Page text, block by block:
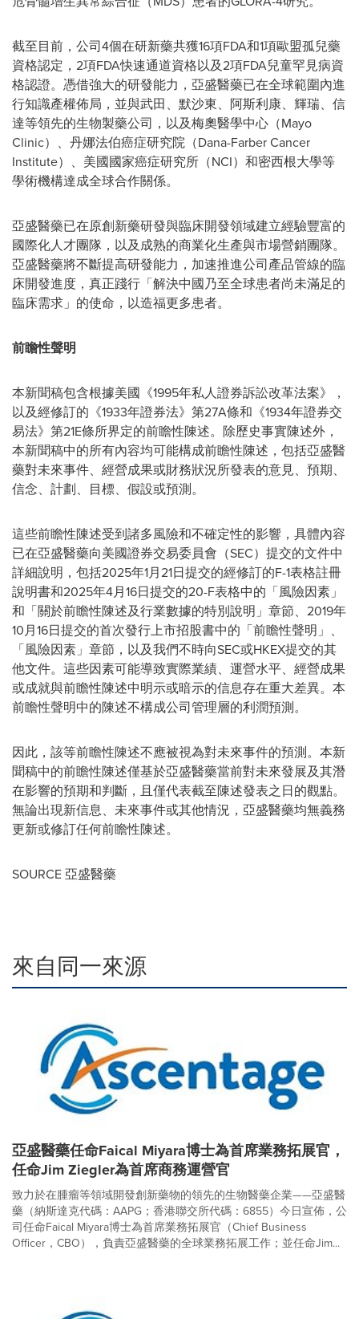
截至目前，公司4個在研新藥共獲16項FDA和1項歐盟孤兒藥
資格認定，2項FDA快速通道資格以及2項FDA兒童罕見病資
格認證。憑借強大的研發能力，亞盛醫藥已在全球範圍內進
行知識產權佈局，並與武田、默沙東、阿斯利康、輝瑞、信
達等領先的生物製藥公司，以及梅奧醫學中心（Mayo
Clinic）、丹娜法伯癌症研究院（Dana-Farber Cancer
Institute）、美國國家癌症研究所（NCI）和密西根大學等
學術機構達成全球合作關係。
亞盛醫藥已在原創新藥研發與臨床開發領域建立經驗豐富的
國際化人才團隊，以及成熟的商業化生產與市場營銷團隊。
亞盛醫藥將不斷提高研發能力，加速推進公司產品管線的臨
床開發進度，真正踐行「解決中國乃至全球患者尚未滿足的
臨床需求」的使命，以造福更多患者。
前瞻性聲明
本新聞稿包含根據美國《1995年私人證券訴訟改革法案》，
以及經修訂的《1933年證券法》第27A條和《1934年證券交
易法》第21E條所界定的前瞻性陳述。除歷史事實陳述外，
本新聞稿中的所有內容均可能構成前瞻性陳述，包括亞盛醫
藥對未來事件、經營成果或財務狀況所發表的意見、預期、
信念、計劃、目標、假設或預測。
這些前瞻性陳述受到諸多風險和不確定性的影響，具體內容
已在亞盛醫藥向美國證券交易委員會（SEC）提交的文件中
詳細說明，包括2025年1月21日提交的經修訂的F-1表格註冊
說明書和2025年4月16日提交的20-F表格中的「風險因素」
和「關於前瞻性陳述及行業數據的特別說明」章節、2019年
10月16日提交的首次發行上市招股書中的「前瞻性聲明」、
「風險因素」章節，以及我們不時向SEC或HKEX提交的其
他文件。這些因素可能導致實際業績、運營水平、經營成果
或成就與前瞻性陳述中明示或暗示的信息存在重大差異。本
前瞻性聲明中的陳述不構成公司管理層的利潤預測。
因此，該等前瞻性陳述不應被視為對未來事件的預測。本新
聞稿中的前瞻性陳述僅基於亞盛醫藥當前對未來發展及其潛
在影響的預期和判斷，且僅代表截至陳述發表之日的觀點。
無論出現新信息、未來事件或其他情況，亞盛醫藥均無義務
更新或修訂任何前瞻性陳述。
SOURCE 亞盛醫藥
來自同一來源
亞盛醫藥任命Faical Miyara博士為首席業務拓展官，
任命Jim Ziegler為首席商務運營官
致力於在腫瘤等領域開發創新藥物的領先的生物醫藥企業——亞盛醫
藥（納斯達克代碼：AAPG；香港聯交所代碼：6855）今日宣佈，公
司任命Faical Miyara博士為首席業務拓展官（Chief Business
Officer，CBO），負責亞盛醫藥的全球業務拓展工作；並任命Jim...